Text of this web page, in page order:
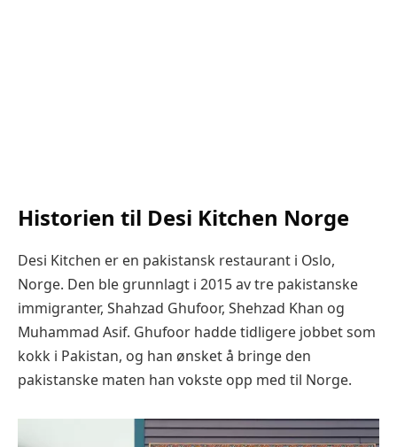
Historien til Desi Kitchen Norge
Desi Kitchen er en pakistansk restaurant i Oslo,
Norge. Den ble grunnlagt i 2015 av tre pakistanske
immigranter, Shahzad Ghufoor, Shehzad Khan og
Muhammad Asif. Ghufoor hadde tidligere jobbet som
kokk i Pakistan, og han ønsket å bringe den
pakistanske maten han vokste opp med til Norge.